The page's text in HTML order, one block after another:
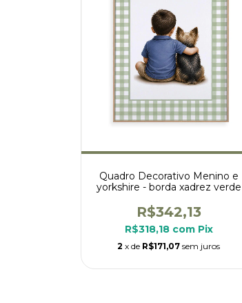
Quadro Decorativo Menino e
yorkshire - borda xadrez verde
R$342,13
R$318,18 com Pix
2 x de R$171,07 sem juros